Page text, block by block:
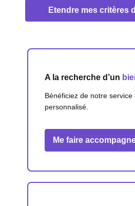
Etendre mes critères
A la recherche d’un
Bénéficiez de notre service
personnalisé.
Me faire